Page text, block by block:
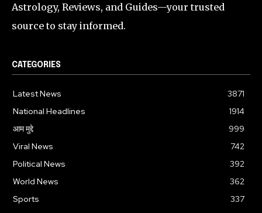
Astrology, Reviews, and Guides—your trusted
source to stay informed.
CATEGORIES
Latest News
3871
National Headlines
1914
आम मुद्दे
999
Viral News
742
Political News
392
World News
362
Sports
337